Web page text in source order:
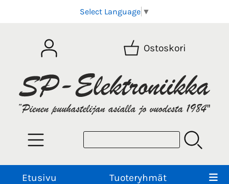
Select Language ▼
Ostoskori
Etusivu Tuoteryhmät